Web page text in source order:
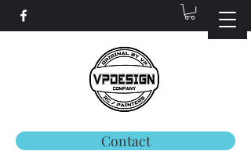
Contact